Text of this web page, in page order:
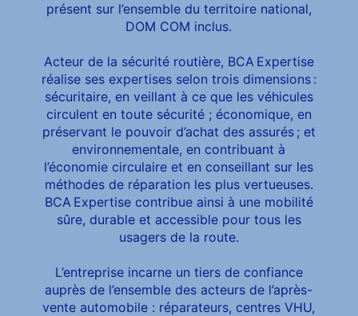
présent sur l’ensemble du territoire national,
DOM COM inclus.
Acteur de la sécurité routière, BCA Expertise
réalise ses expertises selon trois dimensions :
sécuritaire, en veillant à ce que les véhicules
circulent en toute sécurité ; économique, en
préservant le pouvoir d’achat des assurés ; et
environnementale, en contribuant à
l’économie circulaire et en conseillant sur les
méthodes de réparation les plus vertueuses.
BCA Expertise contribue ainsi à une mobilité
sûre, durable et accessible pour tous les
usagers de la route.
L’entreprise incarne un tiers de confiance
auprès de l’ensemble des acteurs de l’après-
vente automobile : réparateurs, centres VHU,